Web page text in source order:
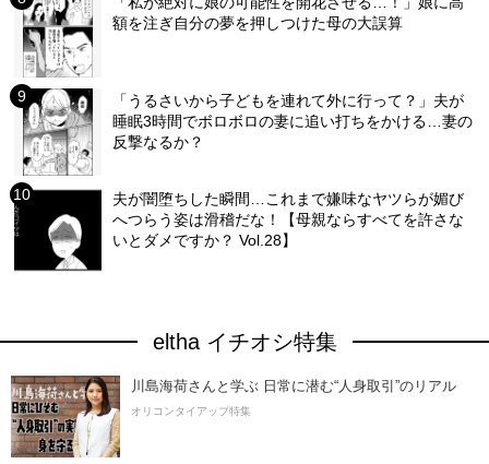
額を注ぎ自分の夢を押しつけた母の大誤算
「うるさいから子どもを連れて外に行って？」夫が
睡眠3時間でボロボロの妻に追い打ちをかける…妻の
反撃なるか？
夫が闇堕ちした瞬間…これまで嫌味なヤツらが媚び
へつらう姿は滑稽だな！【母親ならすべてを許さな
いとダメですか？ Vol.28】
eltha イチオシ特集
川島海荷さんと学ぶ 日常に潜む“人身取引”のリアル
オリコンタイアップ特集